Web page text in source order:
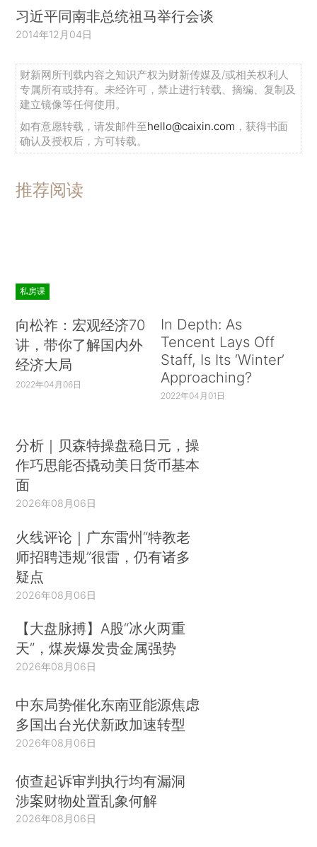
习近平同南非总统祖马举行会谈
2014年12月04日
财新网所刊载内容之知识产权为财新传媒及/或相关权利人
专属所有或持有。未经许可，禁止进行转载、摘编、复制及
建立镜像等任何使用。
如有意愿转载，请发邮件至hello@caixin.com ，获得书面
确认及授权后，方可转载。
推荐阅读
私房课
向松祚：宏观经济70
讲，带你了解国内外
经济大局
2022年04月06日
In Depth: As
Tencent Lays Off
Staff, Is Its ‘Winter’
Approaching?
2022年04月01日
分析｜贝森特操盘稳日元，操
作巧思能否撬动美日货币基本
面
2026年08月06日
火线评论｜广东雷州“特教老
师招聘违规”很雷，仍有诸多
疑点
2026年08月06日
【大盘脉搏】A股“冰火两重
天”，煤炭爆发贵金属强势
2026年08月06日
中东局势催化东南亚能源焦虑
多国出台光伏新政加速转型
2026年08月06日
侦查起诉审判执行均有漏洞
涉案财物处置乱象何解
2026年08月06日